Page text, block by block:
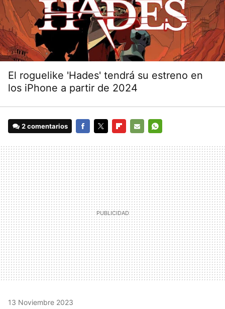
El roguelike 'Hades' tendrá su estreno en
los iPhone a partir de 2024
2 comentarios
MAIL
13 Noviembre 2023